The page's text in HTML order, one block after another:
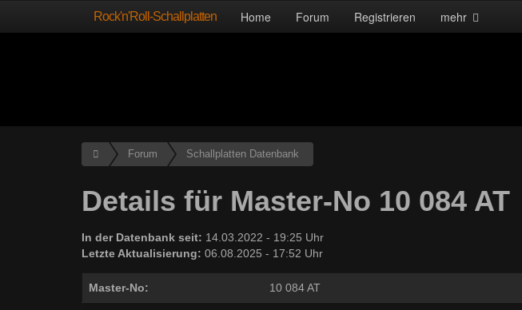
Rock'n'Roll-Schallplatten Home Forum Registrieren mehr
Forum Schallplatten Datenbank
Details für Master-No 10 084 AT
In der Datenbank seit: 14.03.2022 - 19:25 Uhr
Letzte Aktualisierung: 06.08.2025 - 17:52 Uhr
Master-No: 10 084 AT